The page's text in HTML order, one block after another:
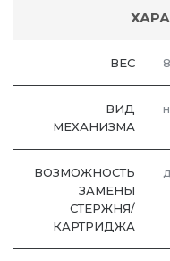
ВЕС
ВИД
МЕХАНИЗМА
ВОЗМОЖНОСТЬ
ЗАМЕНЫ
СТЕРЖНЯ/
КАРТРИДЖА